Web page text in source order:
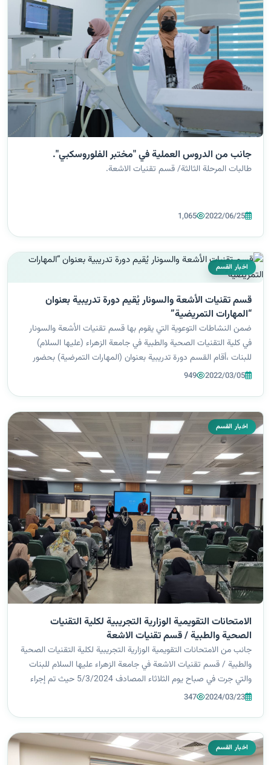
جانب من الدروس العملية في "مختبر الفلوروسكبي".
طالبات المرحلة الثالثة/ قسم تقنيات الاشعة.
2022/06/25
1,065
اخبار القسم
قسم تقنيات الأشعة والسونار يُقيم دورة تدريبية بعنوان
“المهارات التمريضية”
ضمن النشاطات التوعوية التي يقوم بها قسم تقنيات الأشعة والسونار
في كلية التقنيات الصحية والطبية في جامعة الزهراء (عليها السلام)
للبنات ،أقام القسم دورة تدريبية بعنوان (المهارات التمرضية) بحضور
طالبات الجامعة. هدفت الدورة إلى تطوير المهارات التمريضية للطالبات
2022/03/05
949
اخبار القسم
الامتحانات التقويمية الوزارية التجريبية لكلية التقنيات
الصحية والطبية / قسم تقنيات الاشعة
جانب من الامتحانات التقويمية الوزارية التجريبية لكلية التقنيات الصحية
والطبية / قسم تقنيات الاشعة في جامعة الزهراء عليها السلام للبنات
والتي جرت في صباح يوم الثلاثاء المصادف 5/3/2024 حيث تم إجراء
الإمتحانات التقويمية التجريبية للمراحل الدراسية الثلاث (الثانية...
2024/03/23
347
اخبار القسم